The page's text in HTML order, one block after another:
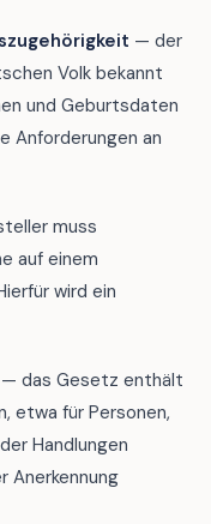
— der
Volk bekannt
und Geburtsdaten
Anforderungen an
muss
auf einem
wird ein
— das Gesetz enthält
etwa für Personen,
Handlungen
Anerkennung